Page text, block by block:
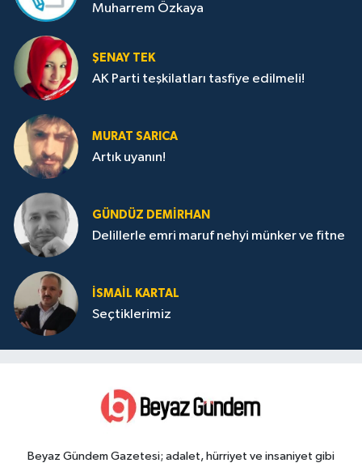
Muharrem Özkaya
ŞENAY TEK
AK Parti teşkilatları tasfiye edilmeli!
MURAT SARICA
Artık uyanın!
GÜNDÜZ DEMIRHAN
Delillerle emri maruf nehyi münker ve fitne
İSMAIL KARTAL
Seçtiklerimiz
Beyaz Gündem Gazetesi; adalet, hürriyet ve insaniyet gibi